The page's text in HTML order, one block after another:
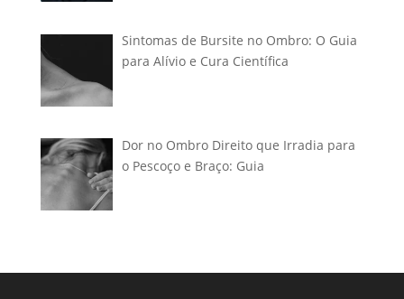
Sintomas de Bursite no Ombro: O Guia
para Alívio e Cura Científica
Dor no Ombro Direito que Irradia para
o Pescoço e Braço: Guia